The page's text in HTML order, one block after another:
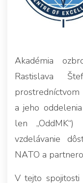
Akadémia
Rastislava
a jeho
len
vzdelávanie
NATO a
V tejto